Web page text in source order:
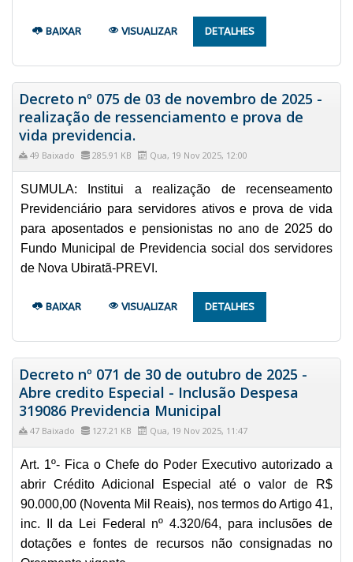
BAIXAR VISUALIZAR DETALHES
Decreto nº 075 de 03 de novembro de 2025 -
realização de ressenciamento e prova de
vida previdencia.
49 Baixado 285.91 KB Qua, 19 Nov 2025, 12:00
SUMULA: Institui a realização de recenseamento
Previdenciário para servidores ativos e prova de vida
para aposentados e pensionistas no ano de 2025 do
Fundo Municipal de Previdencia social dos servidores
de Nova Ubiratã-PREVI.
BAIXAR VISUALIZAR DETALHES
Decreto nº 071 de 30 de outubro de 2025 -
Abre credito Especial - Inclusão Despesa
319086 Previdencia Municipal
47 Baixado 127.21 KB Qua, 19 Nov 2025, 11:47
Art. 1º- Fica o Chefe do Poder Executivo autorizado a
abrir Crédito Adicional Especial até o valor de R$
90.000,00 (Noventa Mil Reais), nos termos do Artigo 41,
inc. II da Lei Federal nº 4.320/64, para inclusões de
dotações e fontes de recursos não consignadas no